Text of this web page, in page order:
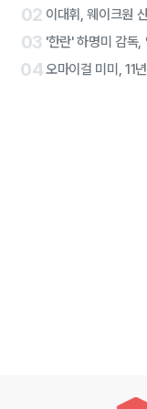
02
03
04